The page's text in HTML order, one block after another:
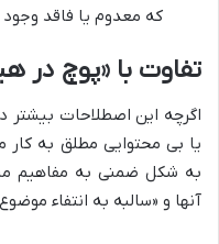
که معدوم یا فاقد
تفاوت با «پوچ در
اگرچه این اصطلاحات بیشتر
یا بی محتوایی مطلق به کار
به شکل ضمنی به مفاهیم
آنها و «سالبه به انتفاء